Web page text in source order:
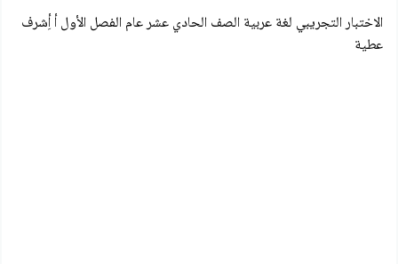
الاختبار التجريبي لغة عربية الصف الحادي عشر عام الفصل الأول أ أِشرف
عطية